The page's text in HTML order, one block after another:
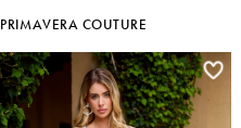
PRIMAVERA COUTURE